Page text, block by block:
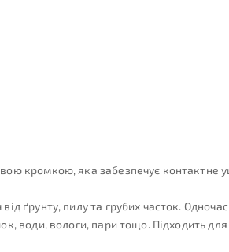
кромкою, яка забезпечує контактне
ґрунту, пилу та грубих часток.
води, вологи, пари тощо. Підходить